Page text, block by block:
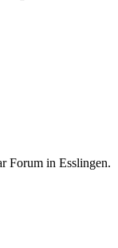
Forum in Esslingen.